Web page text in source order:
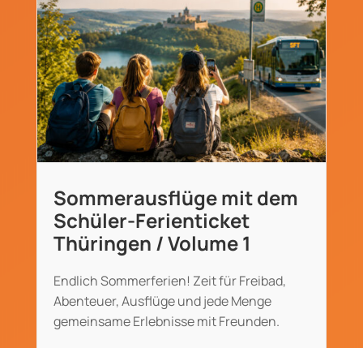
Sommerausflüge mit dem
Schüler-Ferienticket
Thüringen / Volume 1
Endlich Sommerferien! Zeit für Freibad,
Abenteuer, Ausflüge und jede Menge
gemeinsame Erlebnisse mit Freunden.